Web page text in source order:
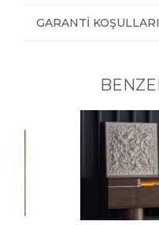
GARANTI KOŞULLARI